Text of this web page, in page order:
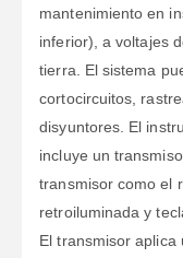
mantenimiento en
inferior), a voltajes
tierra. El sistema
cortocircuitos,
disyuntores. El
incluye un
transmisor como el
retroiluminada y
El transmisor aplica